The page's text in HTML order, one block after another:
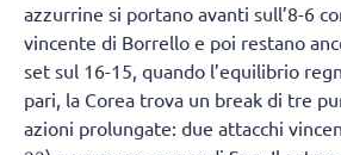
azzurrine si portano avanti sull’8-6
vincente di Borrello e poi restano
set sul 16-15, quando l’equilibrio
pari, la Corea trova un break di tre
azioni prolungate: due attacchi